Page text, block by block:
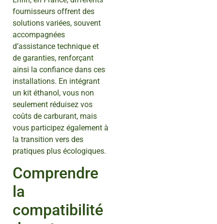
fournisseurs offrent des
solutions variées, souvent
accompagnées
d’assistance technique et
de garanties, renforçant
ainsi la confiance dans ces
installations. En intégrant
un kit éthanol, vous non
seulement réduisez vos
coûts de carburant, mais
vous participez également à
la transition vers des
pratiques plus écologiques.
Comprendre
la
compatibilité